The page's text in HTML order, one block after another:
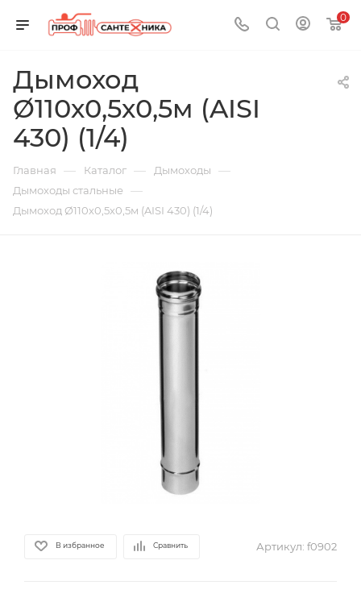
0
Дымоход
Ø110х0,5х0,5м (AISI
430) (1/4)
Главная — Каталог — Дымоходы —
Дымоходы стальные —
Дымоход Ø110х0,5х0,5м (AISI 430) (1/4)
В избранное Сравнить Артикул: f0902